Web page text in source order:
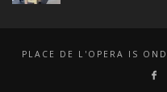
PLACE DE L'OPERA IS